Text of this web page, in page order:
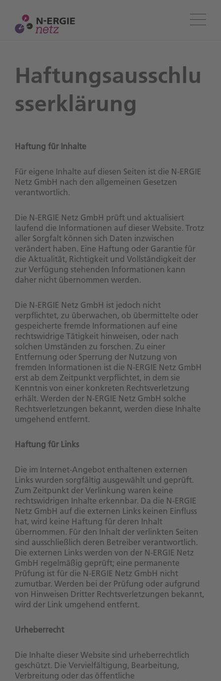
Menü
Haftungsausschlu
sserklärung
Haftung für Inhalte
Für eigene Inhalte auf diesen Seiten ist die N-ERGIE
Netz GmbH nach den allgemeinen Gesetzen
verantwortlich.
Die N-ERGIE Netz GmbH prüft und aktualisiert
laufend die Informationen auf dieser Website. Trotz
aller Sorgfalt können sich Daten inzwischen
verändert haben. Eine Haftung oder Garantie für
die Aktualität, Richtigkeit und Vollständigkeit der
zur Verfügung stehenden Informationen kann
daher nicht übernommen werden.
Die N-ERGIE Netz GmbH ist jedoch nicht
verpflichtet, zu überwachen, ob übermittelte oder
gespeicherte fremde Informationen auf eine
rechtswidrige Tätigkeit hinweisen, oder nach
solchen Umständen zu forschen. Zu einer
Entfernung oder Sperrung der Nutzung von
fremden Informationen ist die N-ERGIE Netz GmbH
erst ab dem Zeitpunkt verpflichtet, in dem sie
Kenntnis von einer konkreten Rechtsverletzung
erhält. Werden der N-ERGIE Netz GmbH solche
Rechtsverletzungen bekannt, werden diese Inhalte
umgehend entfernt.
Haftung für Links
Die im Internet-Angebot enthaltenen externen
Links wurden sorgfältig ausgewählt und geprüft.
Zum Zeitpunkt der Verlinkung waren keine
rechtswidrigen Inhalte erkennbar. Da die N-ERGIE
Netz GmbH auf die externen Links keinen Einfluss
hat, wird keine Haftung für deren Inhalt
übernommen. Für den Inhalt der verlinkten Seiten
sind ausschließlich deren Betreiber verantwortlich.
Die externen Links werden von der N-ERGIE Netz
GmbH regelmäßig geprüft; eine permanente
Prüfung ist für die N-ERGIE Netz GmbH nicht
zumutbar. Werden bei der Prüfung oder aufgrund
von Hinweisen Dritter Rechtsverletzungen bekannt,
wird der Link umgehend entfernt.
Urheberrecht
Die Inhalte dieser Website sind urheberrechtlich
geschützt. Die Vervielfältigung, Bearbeitung,
Verbreitung oder das öffentliche